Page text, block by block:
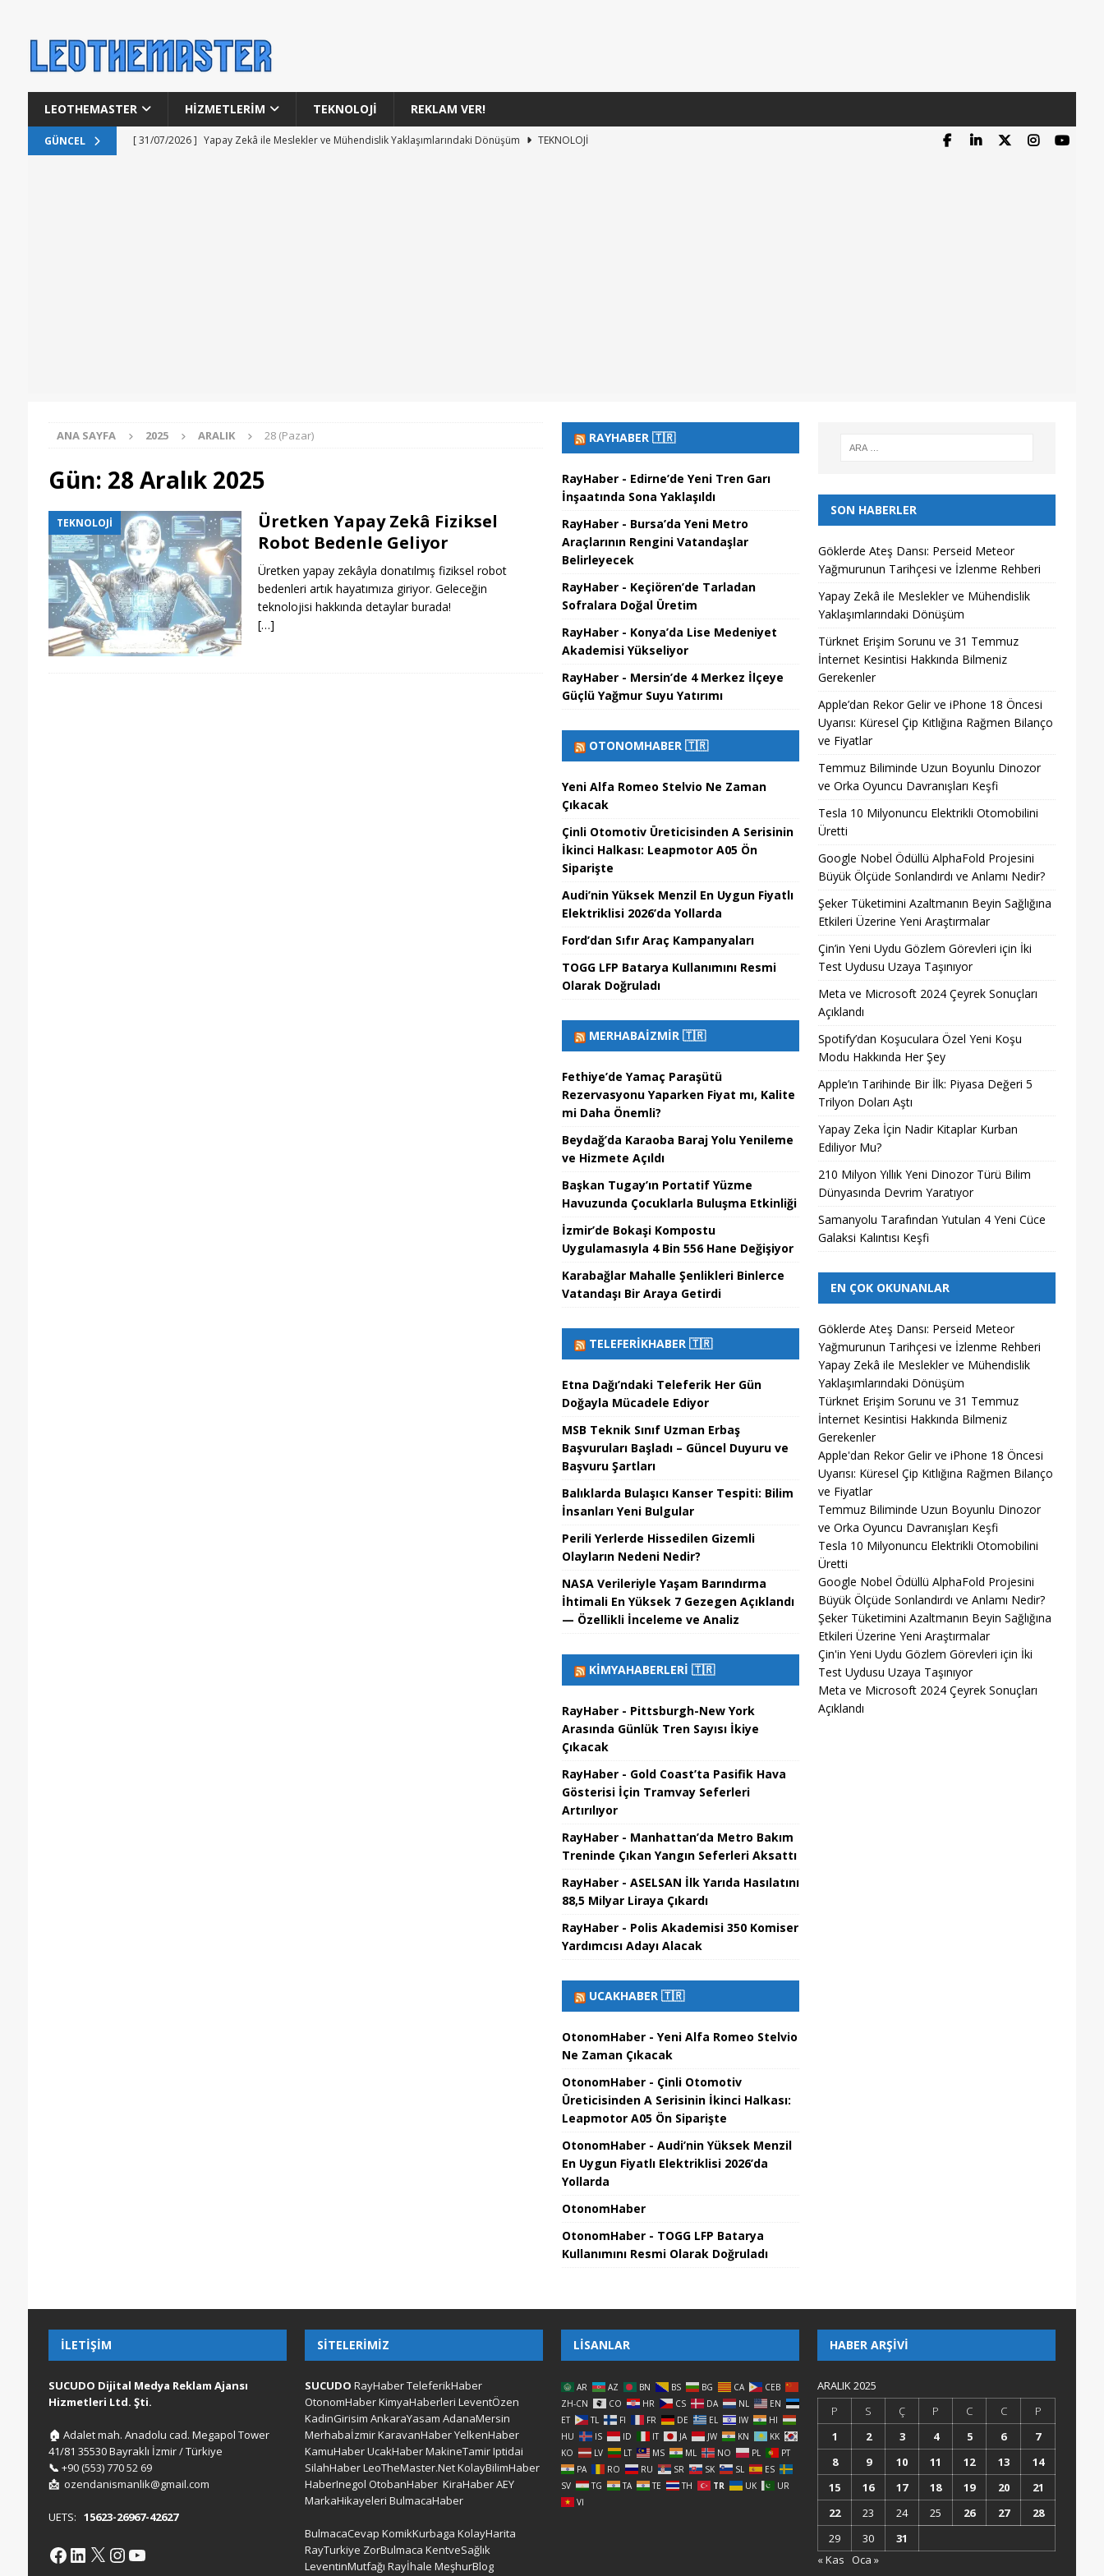
LEOTHEMASTER HİZMETLERİM TEKNOLOJI REKLAM VER!
GÜNCEL [ 31/07/2026 ] Yapay Zekâ ile Meslekler ve Mühendislik Yaklaşımlarındaki Dönüşüm
TEKNOLOJI
ANA SAYFA 2025 ARALIK 28 (Pazar)
Gün: 28 Aralık 2025
TEKNOLOJI
Üretken Yapay Zekâ Fiziksel
Robot Bedenle Geliyor
Üretken yapay zekâyla donatılmış fiziksel robot
bedenleri artık hayatımıza giriyor. Geleceğin
teknolojisi hakkında detaylar burada!
[…]
RAYHABER 🇹🇷
RayHaber - Edirne’de Yeni Tren Garı
İnşaatında Sona Yaklaşıldı
RayHaber - Bursa’da Yeni Metro
Araçlarının Rengini Vatandaşlar
Belirleyecek
RayHaber - Keçiören’de Tarladan
Sofralara Doğal Üretim
RayHaber - Konya’da Lise Medeniyet
Akademisi Yükseliyor
RayHaber - Mersin’de 4 Merkez İlçeye
Güçlü Yağmur Suyu Yatırımı
OTONOMHABER 🇹🇷
Yeni Alfa Romeo Stelvio Ne Zaman
Çıkacak
Çinli Otomotiv Üreticisinden A Serisinin
İkinci Halkası: Leapmotor A05 Ön
Siparişte
Audi’nin Yüksek Menzil En Uygun Fiyatlı
Elektriklisi 2026’da Yollarda
Ford’dan Sıfır Araç Kampanyaları
TOGG LFP Batarya Kullanımını Resmi
Olarak Doğruladı
MERHABAİZMIR 🇹🇷
Fethiye’de Yamaç Paraşütü
Rezervasyonu Yaparken Fiyat mı, Kalite
mi Daha Önemli?
Beydağ’da Karaoba Baraj Yolu Yenileme
ve Hizmete Açıldı
Başkan Tugay’ın Portatif Yüzme
Havuzunda Çocuklarla Buluşma Etkinliği
İzmir’de Bokaşi Kompostu
Uygulamasıyla 4 Bin 556 Hane Değişiyor
Karabağlar Mahalle Şenlikleri Binlerce
Vatandaşı Bir Araya Getirdi
TELEFERIKHABER 🇹🇷
Etna Dağı’ndaki Teleferik Her Gün
Doğayla Mücadele Ediyor
MSB Teknik Sınıf Uzman Erbaş
Başvuruları Başladı – Güncel Duyuru ve
Başvuru Şartları
Balıklarda Bulaşıcı Kanser Tespiti: Bilim
İnsanları Yeni Bulgular
Perili Yerlerde Hissedilen Gizemli
Olayların Nedeni Nedir?
NASA Verileriyle Yaşam Barındırma
İhtimali En Yüksek 7 Gezegen Açıklandı
— Özellikli İnceleme ve Analiz
KIMYAHABERLERI 🇹🇷
RayHaber - Pittsburgh-New York
Arasında Günlük Tren Sayısı İkiye
Çıkacak
RayHaber - Gold Coast’ta Pasifik Hava
Gösterisi İçin Tramvay Seferleri
Artırılıyor
RayHaber - Manhattan’da Metro Bakım
Treninde Çıkan Yangın Seferleri Aksattı
RayHaber - ASELSAN İlk Yarıda Hasılatını
88,5 Milyar Liraya Çıkardı
RayHaber - Polis Akademisi 350 Komiser
Yardımcısı Adayı Alacak
UCAKHABER 🇹🇷
OtonomHaber - Yeni Alfa Romeo Stelvio
Ne Zaman Çıkacak
OtonomHaber - Çinli Otomotiv
Üreticisinden A Serisinin İkinci Halkası:
Leapmotor A05 Ön Siparişte
OtonomHaber - Audi’nin Yüksek Menzil
En Uygun Fiyatlı Elektriklisi 2026’da
Yollarda
OtonomHaber
OtonomHaber - TOGG LFP Batarya
Kullanımını Resmi Olarak Doğruladı
SON HABERLER
Göklerde Ateş Dansı: Perseid Meteor
Yağmurunun Tarihçesi ve İzlenme Rehberi
Yapay Zekâ ile Meslekler ve Mühendislik
Yaklaşımlarındaki Dönüşüm
Türknet Erişim Sorunu ve 31 Temmuz
İnternet Kesintisi Hakkında Bilmeniz
Gerekenler
Apple’dan Rekor Gelir ve iPhone 18 Öncesi
Uyarısı: Küresel Çip Kıtlığına Rağmen Bilanço
ve Fiyatlar
Temmuz Biliminde Uzun Boyunlu Dinozor
ve Orka Oyuncu Davranışları Keşfi
Tesla 10 Milyonuncu Elektrikli Otomobilini
Üretti
Google Nobel Ödüllü AlphaFold Projesini
Büyük Ölçüde Sonlandırdı ve Anlamı Nedir?
Şeker Tüketimini Azaltmanın Beyin Sağlığına
Etkileri Üzerine Yeni Araştırmalar
Çin’in Yeni Uydu Gözlem Görevleri için İki
Test Uydusu Uzaya Taşınıyor
Meta ve Microsoft 2024 Çeyrek Sonuçları
Açıklandı
Spotify’dan Koşuculara Özel Yeni Koşu
Modu Hakkında Her Şey
Apple’ın Tarihinde Bir İlk: Piyasa Değeri 5
Trilyon Doları Aştı
Yapay Zeka İçin Nadir Kitaplar Kurban
Ediliyor Mu?
210 Milyon Yıllık Yeni Dinozor Türü Bilim
Dünyasında Devrim Yaratıyor
Samanyolu Tarafından Yutulan 4 Yeni Cüce
Galaksi Kalıntısı Keşfi
EN ÇOK OKUNANLAR
Göklerde Ateş Dansı: Perseid Meteor
Yağmurunun Tarihçesi ve İzlenme Rehberi
Yapay Zekâ ile Meslekler ve Mühendislik
Yaklaşımlarındaki Dönüşüm
Türknet Erişim Sorunu ve 31 Temmuz
İnternet Kesintisi Hakkında Bilmeniz
Gerekenler
Apple'dan Rekor Gelir ve iPhone 18 Öncesi
Uyarısı: Küresel Çip Kıtlığına Rağmen Bilanço
ve Fiyatlar
Temmuz Biliminde Uzun Boyunlu Dinozor
ve Orka Oyuncu Davranışları Keşfi
Tesla 10 Milyonuncu Elektrikli Otomobilini
Üretti
Google Nobel Ödüllü AlphaFold Projesini
Büyük Ölçüde Sonlandırdı ve Anlamı Nedir?
Şeker Tüketimini Azaltmanın Beyin Sağlığına
Etkileri Üzerine Yeni Araştırmalar
Çin'in Yeni Uydu Gözlem Görevleri için İki
Test Uydusu Uzaya Taşınıyor
Meta ve Microsoft 2024 Çeyrek Sonuçları
Açıklandı
İLETIŞIM
SUCUDO Dijital Medya Reklam Ajansı
Hizmetleri Ltd. Şti.
🏠 Adalet mah. Anadolu cad. Megapol Tower
41/81 35530 Bayraklı İzmir / Türkiye
📞 +90 (553) 770 52 69
📩 ozendanismanlik@gmail.com
UETS: 15623-26967-42627
SITELERIMIZ
SUCUDO RayHaberTeleferikHaber
OtonomHaberKimyaHaberleri LeventÖzen
KadinGirisim AnkaraYasam AdanaMersin
MerhabaİzmirKaravanHaberYelkenHaber
KamuHaberUcakHaberMakineTamirIptidai
SilahHaberLeoTheMaster.NetKolayBilimHaber
HaberInegol OtobanHaber KiraHaberAEY
MarkaHikayeleri BulmacaHaber
BulmacaCevap KomikKurbaga KolayHarita
RayTurkiye ZorBulmaca KentveSağlık
LeventinMutfağı Rayİhale MeşhurBlog
LISANLAR
AR AZ BN BS BG CA
CEB
ZH-CN
CO HR CS DA NL
EN
ET
TL FI FR DE EL IW
HI
HU
IS ID IT JA JW KN
KK
KO
LV LT MS ML NO PL
PT
PA
RO RU SR SK SL
ES
SV
TG TA TE TH TR UK
UR
VI
HABER ARŞIVI
ARALIK 2025
P
S Ç P C C
P
1
2 3 4 5 6
7
8
9 10 11 12 13
14
15
16 17 18 19 20
21
22
23 24 25 26 27
28
29
30
31
« Kas
Oca »